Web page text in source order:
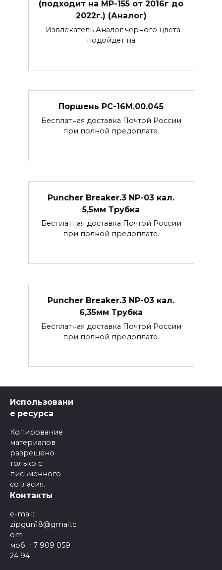
(подходит на МР-155 от 2016г до
2022г.) (Аналог)
Извлекатель Аналог черного цвета
подойдет на
Поршень РС-16М.00.045
Бесплатная доставка Почтой России
при полной предоплате.
Puncher Breaker.3 NP-03 кал.
5,5мм Трубка
Бесплатная доставка Почтой России
при полной предоплате.
Puncher Breaker.3 NP-03 кал.
6,35мм Трубка
Бесплатная доставка Почтой России
при полной предоплате.
Использовани
е ресурса
Копирование
материалов
разрешено
только с
письменного
согласия.
Контакты
e-mail:
zipgun18@gmail.c
om
моб. +7 909 059
24 94